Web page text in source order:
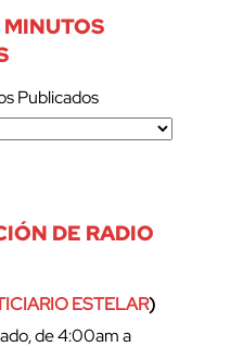
Publicados
DE RADIO
ESTELAR)
de 4:00am a